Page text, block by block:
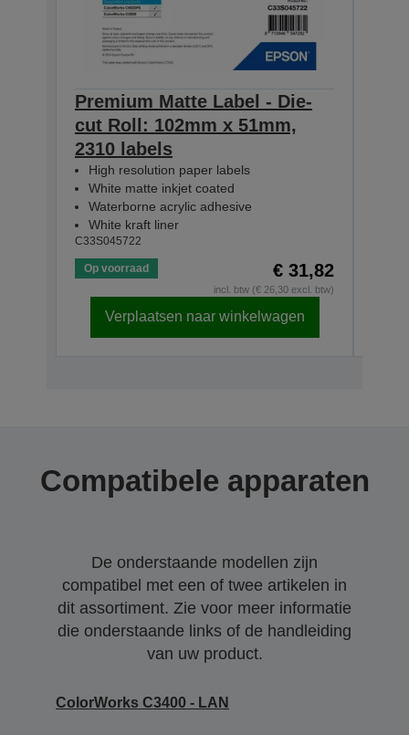
Premium Matte Label - Die-
cut Roll: 102mm x 51mm,
2310 labels
High resolution paper labels
White matte inkjet coated
Waterborne acrylic adhesive
White kraft liner
C33S045722
Op voorraad € 31,82
incl. btw (€ 26,30 excl. btw)
Verplaatsen naar winkelwagen
Compatibele apparaten
De onderstaande modellen zijn
compatibel met een of twee artikelen in
dit assortiment. Zie voor meer informatie
die onderstaande links of de handleiding
van uw product.
ColorWorks C3400 - LAN